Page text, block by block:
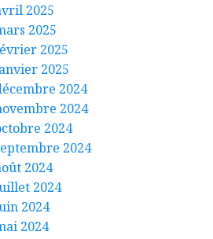
2025
2025
2025
2025
2024
2024
2024
2024
2024
2024
2024
2024